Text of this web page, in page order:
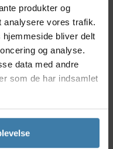
produkter og
analysere vores trafik.
bliver delt
og analyse.
data med andre
som de har indsamlet